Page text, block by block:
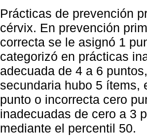
Prácticas de prevención
cérvix. En prevención
correcta se le asignó 1
categorizó en prácticas
adecuada de 4 a 6
secundaria hubo 5 ítems,
punto o incorrecta cero
inadecuadas de cero a 3
mediante el percentil 50.